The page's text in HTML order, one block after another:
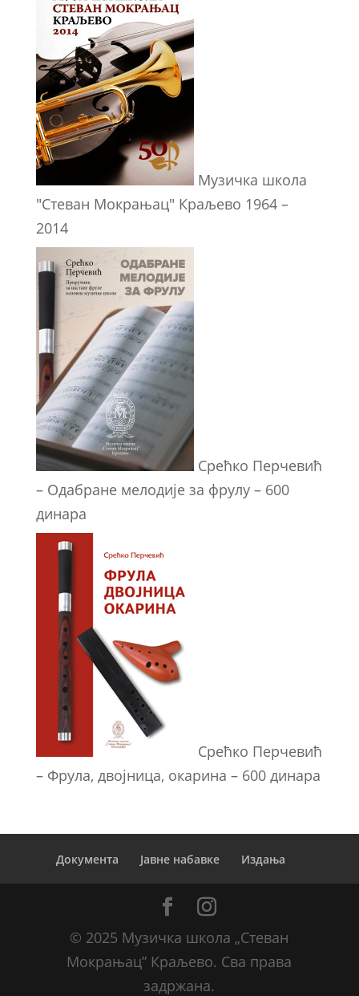
Музичка школа
"Стеван Мокрањац" Краљево 1964 –
2014
Срећко Перчевић
– Одабране мелодије за фрулу – 600
динара
Срећко Перчевић
– Фрула, двојница, окарина – 600 динара
Документа Јавне набавке Издања
© 2025 Музичка школа „Стеван
Мокрањац” Краљево. Сва права
задржана.